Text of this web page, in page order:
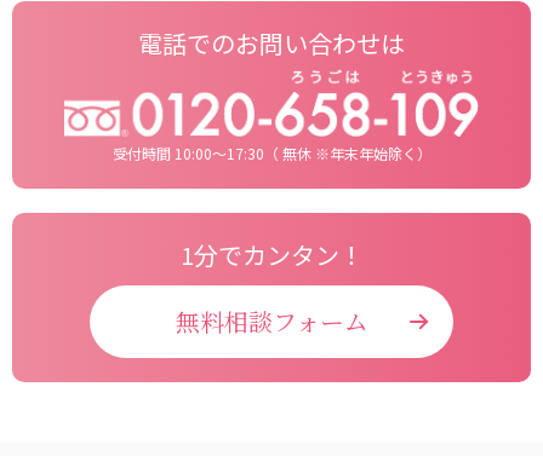
電話でのお問い合わせは
受付時間 10:00〜17:30（ 無休 ※年末年始除く）
1分でカンタン！
無料相談フォーム